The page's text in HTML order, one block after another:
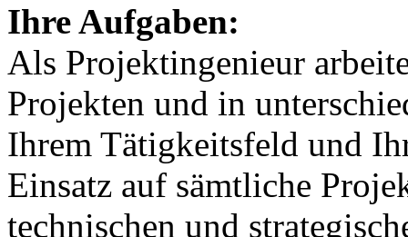
Ihre Aufgaben:
Als Projektingenieur
Projekten und in
Ihrem Tätigkeitsfeld und
Einsatz auf sämtliche
technischen und